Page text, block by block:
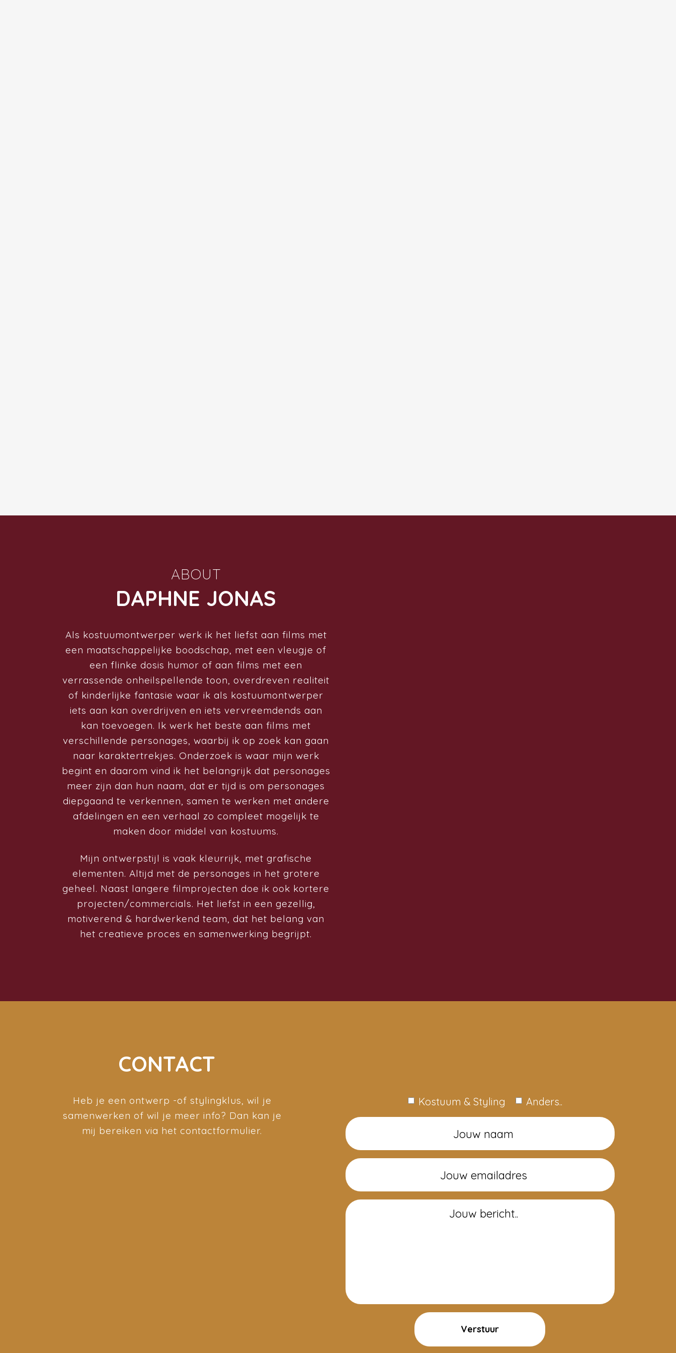
ABOUT
DAPHNE JONAS
Als kostuumontwerper werk ik het liefst aan films met
een maatschappelijke boodschap, met een vleugje of
een flinke dosis humor of aan films met een
verrassende onheilspellende toon, overdreven realiteit
of kinderlijke fantasie waar ik als kostuumontwerper
iets aan kan overdrijven en iets vervreemdends aan
kan toevoegen. Ik werk het beste aan films met
verschillende personages, waarbij ik op zoek kan gaan
naar karaktertrekjes. Onderzoek is waar mijn werk
begint en daarom vind ik het belangrijk dat personages
meer zijn dan hun naam, dat er tijd is om personages
diepgaand te verkennen, samen te werken met andere
afdelingen en een verhaal zo compleet mogelijk te
maken door middel van kostuums.
Mijn ontwerpstijl is vaak kleurrijk, met grafische
elementen. Altijd met de personages in het grotere
geheel. Naast langere filmprojecten doe ik ook kortere
projecten/commercials. Het liefst in een gezellig,
motiverend & hardwerkend team, dat het belang van
het creatieve proces en samenwerking begrijpt.
CONTACT
Heb je een ontwerp -of stylingklus, wil je
samenwerken of wil je meer info? Dan kan je
mij bereiken via het contactformulier.
Kostuum & Styling Anders..